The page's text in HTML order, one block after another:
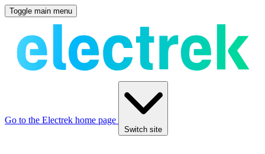
Toggle main menu
Go to the Electrek home page
Switch site